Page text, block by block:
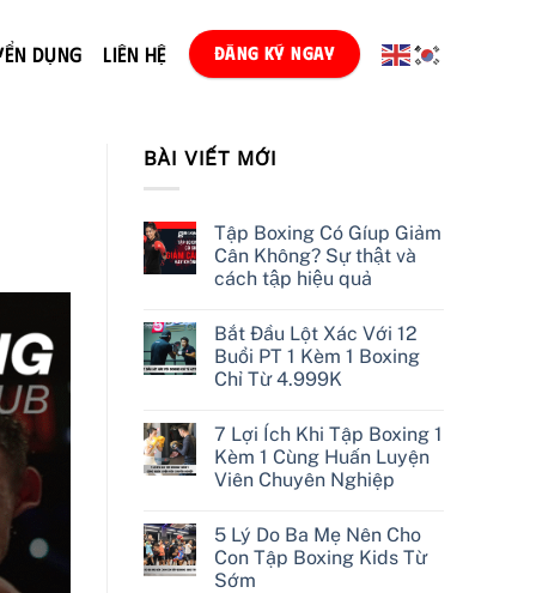
DỤNG LIÊN HỆ ĐĂNG KÝ NGAY
BÀI VIẾT MỚI
Tập Boxing Có Gíup Giảm
Cân Không? Sự thật và
cách tập hiệu quả
Bắt Đầu Lột Xác Với 12
Buổi PT 1 Kèm 1 Boxing
Chỉ Từ 4.999K
7 Lợi Ích Khi Tập Boxing 1
Kèm 1 Cùng Huấn Luyện
Viên Chuyên Nghiệp
5 Lý Do Ba Mẹ Nên Cho
Con Tập Boxing Kids Từ
Sớm